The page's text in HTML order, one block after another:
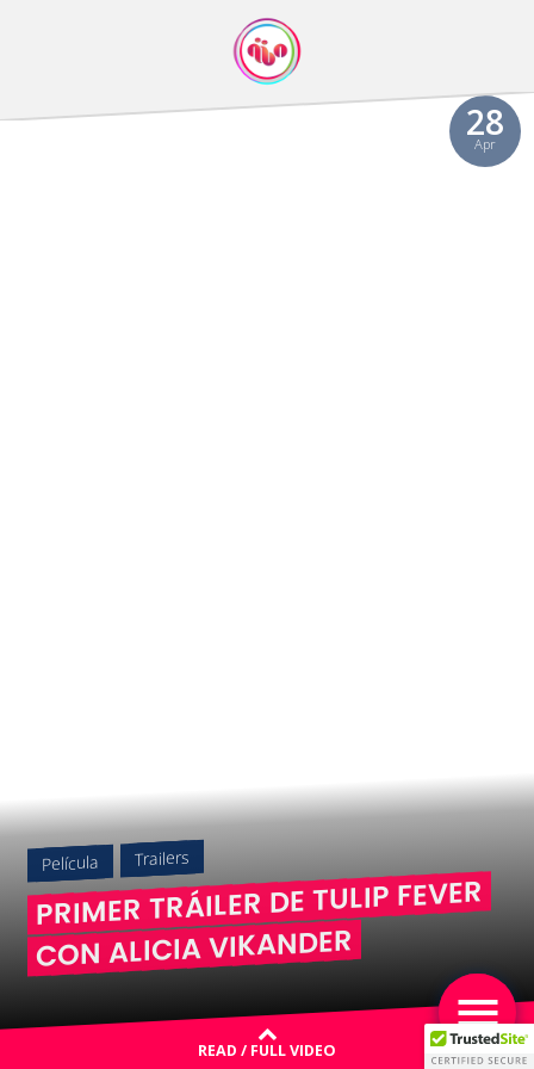
28
Apr
Película Trailers
PRIMER TRÁILER DE TULIP FEVER
CON ALICIA VIKANDER
READ / FULL VIDEO